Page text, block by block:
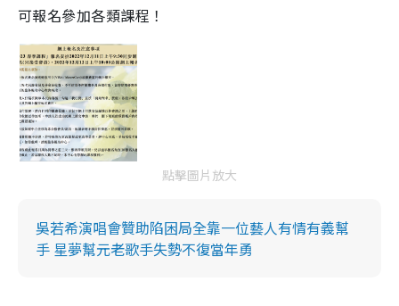
可報名參加各類課程！
點擊圖片放大
吳若希演唱會贊助陷困局全靠一位藝人有情有義幫
手 星夢幫元老歌手失勢不復當年勇